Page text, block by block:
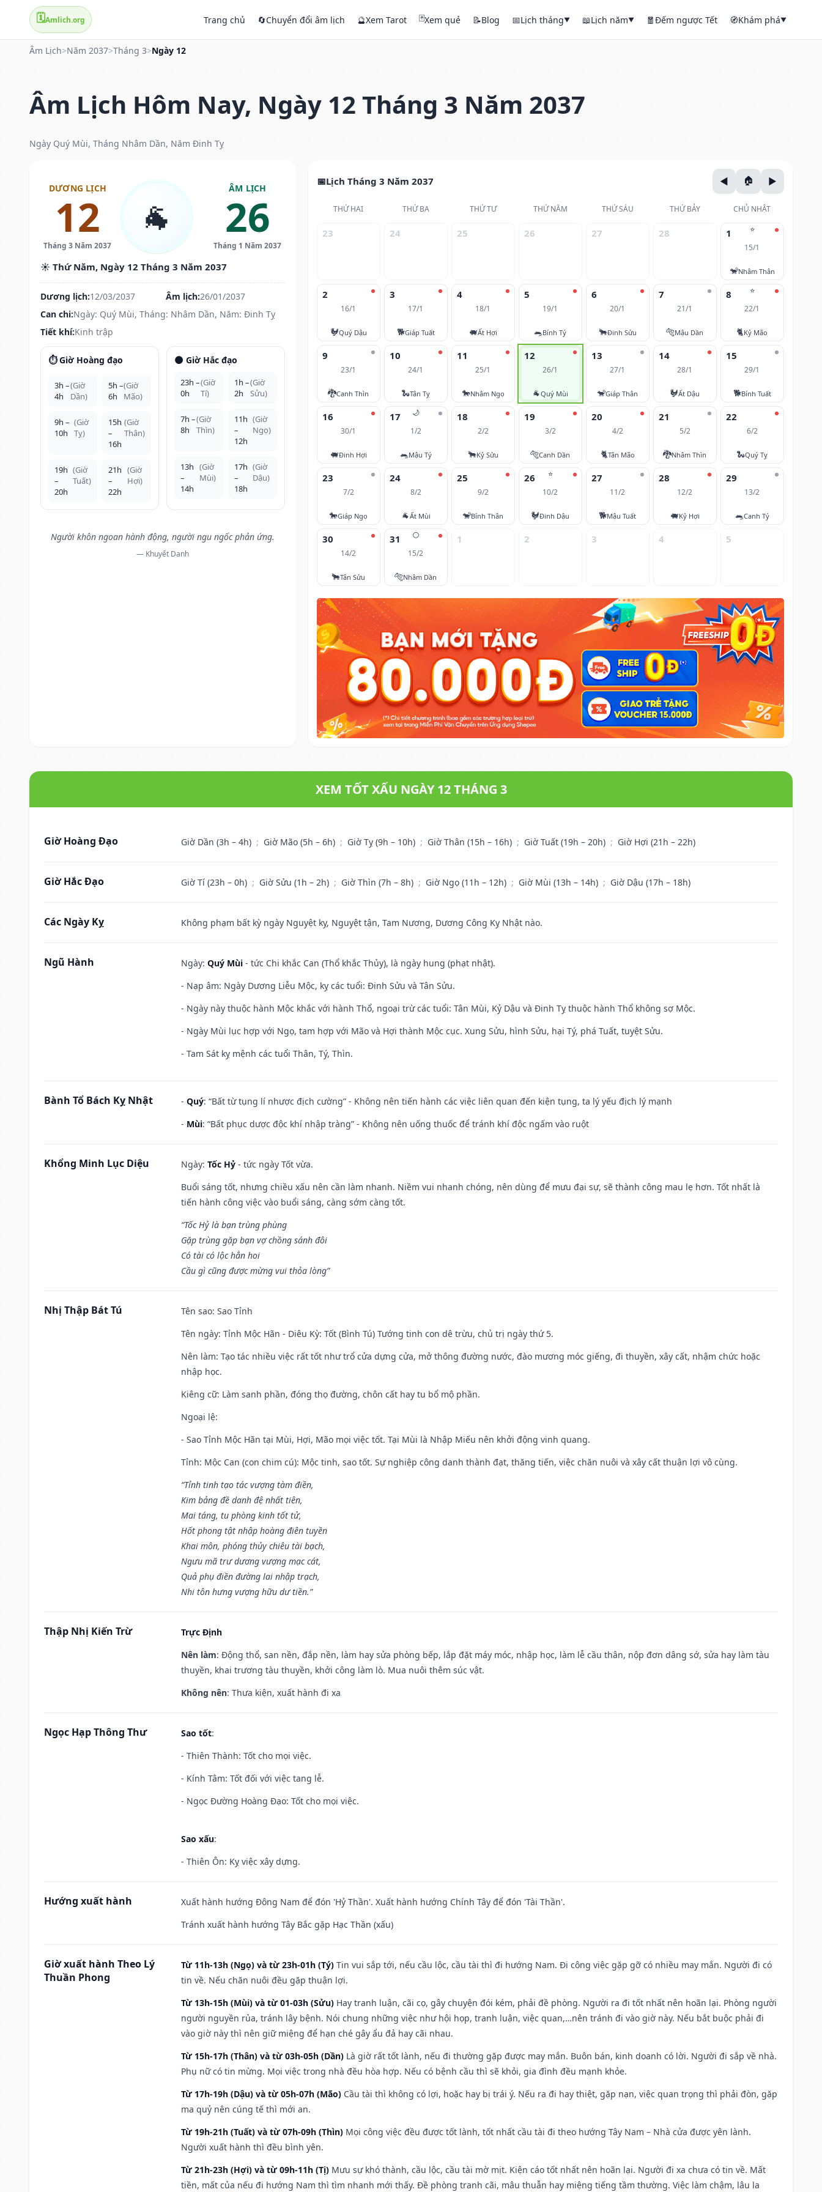
🗓️Amlich.org Trang chủ 🔄Chuyển đổi âm lịch 🔮Xem Tarot 🃏Xem quẻ 📝Blog 📅Lịch tháng▼ 📖Lịch năm▼ 🧧Đếm ngược Tết 🧭Khám phá▼
Âm Lịch>Năm 2037>Tháng 3>Ngày 12
Âm Lịch Hôm Nay, Ngày 12 Tháng 3 Năm 2037
Ngày Quý Mùi, Tháng Nhâm Dần, Năm Đinh Tỵ
DƯƠNG LỊCH
12
Tháng 3 Năm 2037
🐐
ÂM LỊCH
26
Tháng 1 Năm 2037
☀️ Thứ Năm, Ngày 12 Tháng 3 Năm 2037
Dương lịch:12/03/2037 Âm lịch:26/01/2037
Can chi:Ngày: Quý Mùi, Tháng: Nhâm Dần, Năm: Đinh Tỵ
Tiết khí:Kinh trập
⏱️ Giờ Hoàng đạo
3h –
4h
(Giờ
Dần)
5h –
6h
(Giờ
Mão)
9h –
10h
(Giờ
Tỵ)
15h
–
16h
(Giờ
Thân)
19h
–
20h
(Giờ
Tuất)
21h
–
22h
(Giờ
Hợi)
🌑 Giờ Hắc đạo
23h –
0h
(Giờ
Tí)
1h –
2h
(Giờ
Sửu)
7h –
8h
(Giờ
Thìn)
11h
–
12h
(Giờ
Ngọ)
13h
–
14h
(Giờ
Mùi)
17h
–
18h
(Giờ
Dậu)
Người khôn ngoan hành động, người ngu ngốc phản ứng.
— Khuyết Danh
Lịch Tháng 3 Năm 2037
THỨ HAI THỨ BA THỨ TƯ THỨ NĂM THỨ SÁU THỨ BẢY CHỦ NHẬT
23 24 25 26 27 28 ⭐
1
15/1
🐒Nhâm Thân
2
16/1
🐓Quý Dậu
3
17/1
🐕Giáp Tuất
4
18/1
🐖Ất Hợi
5
19/1
🐀Bính Tý
6
20/1
🐂Đinh Sửu
7
21/1
🐅Mậu Dần
⭐
8
22/1
🐈Kỷ Mão
9
23/1
🐉Canh Thìn
10
24/1
🐍Tân Tỵ
11
25/1
🐎Nhâm Ngọ
12
26/1
🐐Quý Mùi
13
27/1
🐒Giáp Thân
14
28/1
🐓Ất Dậu
15
29/1
🐕Bính Tuất
16
30/1
🐖Đinh Hợi
🌙
17
1/2
🐀Mậu Tý
18
2/2
🐂Kỷ Sửu
19
3/2
🐅Canh Dần
20
4/2
🐈Tân Mão
21
5/2
🐉Nhâm Thìn
22
6/2
🐍Quý Tỵ
23
7/2
🐎Giáp Ngọ
24
8/2
🐐Ất Mùi
25
9/2
🐒Bính Thân
⭐
26
10/2
🐓Đinh Dậu
27
11/2
🐕Mậu Tuất
28
12/2
🐖Kỷ Hợi
29
13/2
🐀Canh Tý
30
14/2
🐂Tân Sửu
🌕
31
15/2
🐅Nhâm Dần
1 2 3 4 5
XEM TỐT XẤU NGÀY 12 THÁNG 3
Giờ Hoàng Đạo Giờ Dần (3h – 4h) ; Giờ Mão (5h – 6h) ; Giờ Tỵ (9h – 10h) ; Giờ Thân (15h – 16h) ; Giờ Tuất (19h – 20h) ; Giờ Hợi (21h – 22h)
Giờ Hắc Đạo Giờ Tí (23h – 0h) ; Giờ Sửu (1h – 2h) ; Giờ Thìn (7h – 8h) ; Giờ Ngọ (11h – 12h) ; Giờ Mùi (13h – 14h) ; Giờ Dậu (17h – 18h)
Các Ngày Kỵ Không phạm bất kỳ ngày Nguyệt kỵ, Nguyệt tận, Tam Nương, Dương Công Kỵ Nhật nào.
Ngũ Hành Ngày: Quý Mùi - tức Chi khắc Can (Thổ khắc Thủy), là ngày hung (phạt nhật).
- Nạp âm: Ngày Dương Liễu Mộc, kỵ các tuổi: Đinh Sửu và Tân Sửu.
- Ngày này thuộc hành Mộc khắc với hành Thổ, ngoại trừ các tuổi: Tân Mùi, Kỷ Dậu và Đinh Tỵ thuộc hành Thổ không sợ Mộc.
- Ngày Mùi lục hợp với Ngọ, tam hợp với Mão và Hợi thành Mộc cục. Xung Sửu, hình Sửu, hại Tý, phá Tuất, tuyệt Sửu.
- Tam Sát kỵ mệnh các tuổi Thân, Tý, Thìn.
Bành Tổ Bách Kỵ Nhật - Quý: “Bất từ tụng lí nhược địch cường” - Không nên tiến hành các việc liên quan đến kiện tụng, ta lý yếu địch lý mạnh
- Mùi: “Bất phục dược độc khí nhập tràng” - Không nên uống thuốc để tránh khí độc ngấm vào ruột
Khổng Minh Lục Diệu Ngày: Tốc Hỷ - tức ngày Tốt vừa.
Buổi sáng tốt, nhưng chiều xấu nên cần làm nhanh. Niềm vui nhanh chóng, nên dùng để mưu đại sự, sẽ thành công mau lẹ hơn. Tốt nhất là
tiến hành công việc vào buổi sáng, càng sớm càng tốt.
“Tốc Hỷ là bạn trùng phùng
Gặp trùng gặp bạn vợ chồng sánh đôi
Có tài có lộc hẳn hoi
Cầu gì cũng được mừng vui thỏa lòng”
Nhị Thập Bát Tú Tên sao: Sao Tỉnh
Tên ngày: Tỉnh Mộc Hãn - Diêu Kỳ: Tốt (Bình Tú) Tướng tinh con dê trừu, chủ trị ngày thứ 5.
Nên làm: Tạo tác nhiều việc rất tốt như trổ cửa dựng cửa, mở thông đường nước, đào mương móc giếng, đi thuyền, xây cất, nhậm chức hoặc
nhập học.
Kiêng cữ: Làm sanh phần, đóng thọ đường, chôn cất hay tu bổ mộ phần.
Ngoại lệ:
- Sao Tỉnh Mộc Hãn tại Mùi, Hợi, Mão mọi việc tốt. Tại Mùi là Nhập Miếu nên khởi động vinh quang.
Tỉnh: Mộc Can (con chim cú): Mộc tinh, sao tốt. Sự nghiệp công danh thành đạt, thăng tiến, việc chăn nuôi và xây cất thuận lợi vô cùng.
“Tỉnh tinh tạo tác vượng tàm điền,
Kim bảng đề danh đệ nhất tiên,
Mai táng, tu phòng kinh tốt tử,
Hốt phong tật nhập hoàng điên tuyền
Khai môn, phóng thủy chiêu tài bạch,
Ngưu mã trư dương vượng mạc cát,
Quả phụ điền đường lai nhập trạch,
Nhi tôn hưng vượng hữu dư tiền.”
Thập Nhị Kiến Trừ
Trực Định
Nên làm: Động thổ, san nền, đắp nền, làm hay sửa phòng bếp, lắp đặt máy móc, nhập học, làm lễ cầu thân, nộp đơn dâng sớ, sửa hay làm tàu
thuyền, khai trương tàu thuyền, khởi công làm lò. Mua nuôi thêm súc vật.
Không nên: Thưa kiện, xuất hành đi xa
Ngọc Hạp Thông Thư Sao tốt:
- Thiên Thành: Tốt cho mọi việc.
- Kính Tâm: Tốt đối với việc tang lễ.
- Ngọc Đường Hoàng Đạo: Tốt cho mọi việc.
Sao xấu:
- Thiên Ôn: Kỵ việc xây dựng.
Hướng xuất hành
Xuất hành hướng Đông Nam để đón 'Hỷ Thần'. Xuất hành hướng Chính Tây để đón 'Tài Thần'.
Tránh xuất hành hướng Tây Bắc gặp Hạc Thần (xấu)
Giờ xuất hành Theo Lý
Thuần Phong
Từ 11h-13h (Ngọ) và từ 23h-01h (Tý) Tin vui sắp tới, nếu cầu lộc, cầu tài thì đi hướng Nam. Đi công việc gặp gỡ có nhiều may mắn. Người đi có
tin về. Nếu chăn nuôi đều gặp thuận lợi.
Từ 13h-15h (Mùi) và từ 01-03h (Sửu) Hay tranh luận, cãi cọ, gây chuyện đói kém, phải đề phòng. Người ra đi tốt nhất nên hoãn lại. Phòng người
người nguyền rủa, tránh lây bệnh. Nói chung những việc như hội họp, tranh luận, việc quan,…nên tránh đi vào giờ này. Nếu bắt buộc phải đi
vào giờ này thì nên giữ miệng để hạn ché gây ẩu đả hay cãi nhau.
Từ 15h-17h (Thân) và từ 03h-05h (Dần) Là giờ rất tốt lành, nếu đi thường gặp được may mắn. Buôn bán, kinh doanh có lời. Người đi sắp về nhà.
Phụ nữ có tin mừng. Mọi việc trong nhà đều hòa hợp. Nếu có bệnh cầu thì sẽ khỏi, gia đình đều mạnh khỏe.
Từ 17h-19h (Dậu) và từ 05h-07h (Mão) Cầu tài thì không có lợi, hoặc hay bị trái ý. Nếu ra đi hay thiệt, gặp nạn, việc quan trọng thì phải đòn, gặp
ma quỷ nên cúng tế thì mới an.
Từ 19h-21h (Tuất) và từ 07h-09h (Thìn) Mọi công việc đều được tốt lành, tốt nhất cầu tài đi theo hướng Tây Nam – Nhà cửa được yên lành.
Người xuất hành thì đều bình yên.
Từ 21h-23h (Hợi) và từ 09h-11h (Tị) Mưu sự khó thành, cầu lộc, cầu tài mờ mịt. Kiện cáo tốt nhất nên hoãn lại. Người đi xa chưa có tin về. Mất
tiền, mất của nếu đi hướng Nam thì tìm nhanh mới thấy. Đề phòng tranh cãi, mâu thuẫn hay miệng tiếng tầm thường. Việc làm chậm, lâu la